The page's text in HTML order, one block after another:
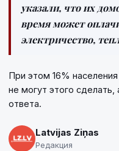
указали, что их
время может
электричество,
При этом 16%
не могут этого
ответа.
Latvijas Ziņas
Редакция